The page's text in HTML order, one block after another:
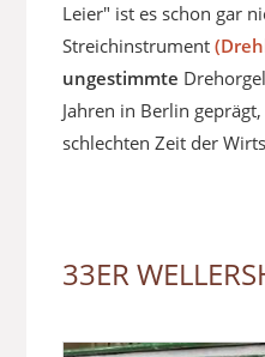
Leier" ist es schon gar
Streichinstrument
ungestimmte
Jahren in Berlin
schlechten Zeit der
33ER